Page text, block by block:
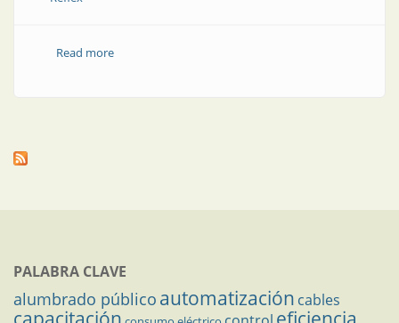
Read moreabout Localización de fallas en cables de energía
PALABRA CLAVE
alumbrado público automatización cables